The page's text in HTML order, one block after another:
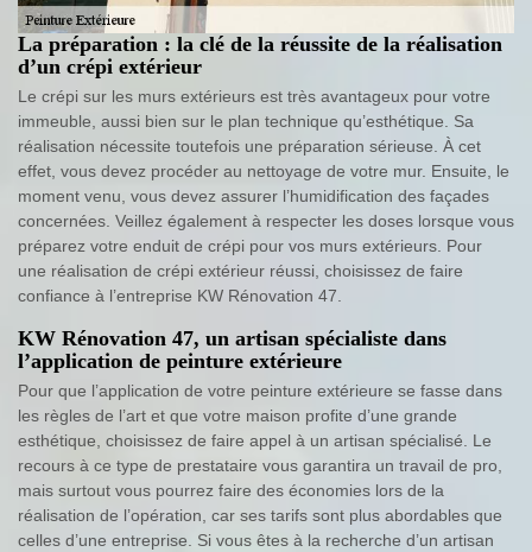
La préparation : la clé de la réussite de la réalisation
d’un crépi extérieur
Le crépi sur les murs extérieurs est très avantageux pour votre
immeuble, aussi bien sur le plan technique qu’esthétique. Sa
réalisation nécessite toutefois une préparation sérieuse. À cet
effet, vous devez procéder au nettoyage de votre mur. Ensuite, le
moment venu, vous devez assurer l’humidification des façades
concernées. Veillez également à respecter les doses lorsque vous
préparez votre enduit de crépi pour vos murs extérieurs. Pour
une réalisation de crépi extérieur réussi, choisissez de faire
confiance à l’entreprise KW Rénovation 47.
KW Rénovation 47, un artisan spécialiste dans
l’application de peinture extérieure
Pour que l’application de votre peinture extérieure se fasse dans
les règles de l’art et que votre maison profite d’une grande
esthétique, choisissez de faire appel à un artisan spécialisé. Le
recours à ce type de prestataire vous garantira un travail de pro,
mais surtout vous pourrez faire des économies lors de la
réalisation de l’opération, car ses tarifs sont plus abordables que
celles d’une entreprise. Si vous êtes à la recherche d’un artisan